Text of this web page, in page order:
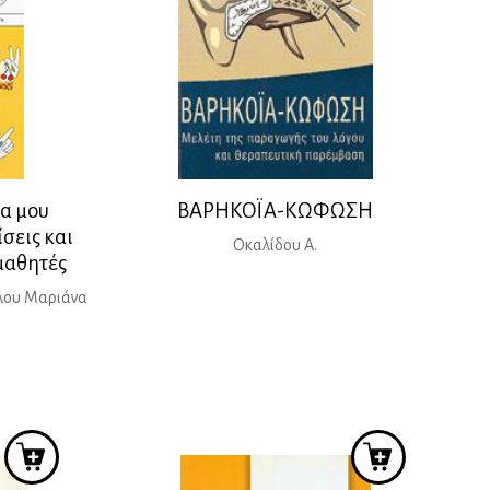
μου
και
Μαριάνα
είναι:
23,85 €.
ΒΑΡΗΚΟΪΑ-ΚΩΦΩΣΗ
Οκαλίδου Α.